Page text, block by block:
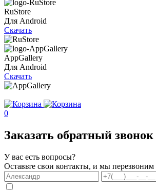
RuStore
Для Android
Скачать
AppGallery
Для Android
Скачать
0
Заказать обратный звонок
У вас есть вопросы?
Оставьте свои контакты, и мы перезвоним